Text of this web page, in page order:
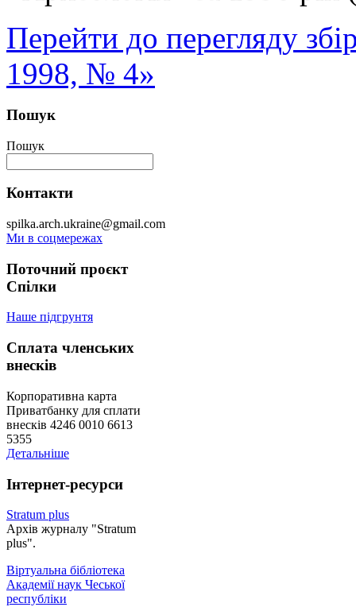
Перейти до перегляду
1998, № 4»
Пошук
Пошук
Контакти
spilka.arch.ukraine@gmail.com
Ми в соцмережах
Поточний проєкт
Спілки
Наше підгрунтя
Сплата членських
внесків
Корпоративна карта
Приватбанку для сплати
внесків 4246 0010 6613
5355
Детальніше
Інтернет-ресурси
Stratum plus
Архів журналу "Stratum
plus".
Віртуальна бібліотека
Академії наук Чеської
республіки